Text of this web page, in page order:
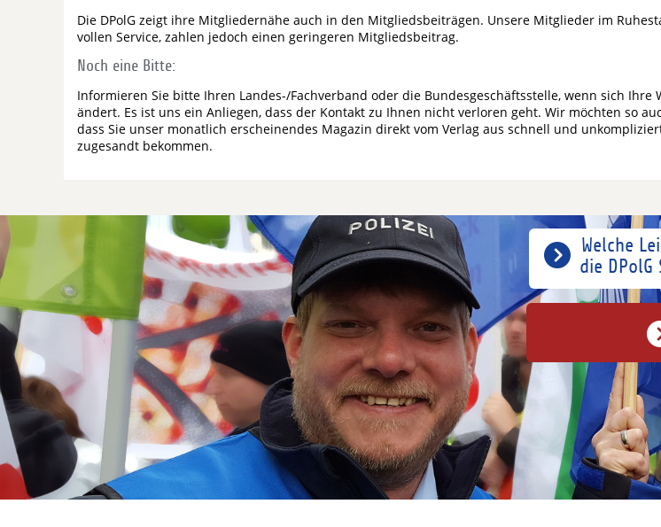
Die DPolG zeigt ihre Mitgliedernähe auch in den Mitgliedsbeiträgen. Unsere Mitglieder im
vollen Service, zahlen jedoch einen geringeren Mitgliedsbeitrag.
Noch eine Bitte:
Informieren Sie bitte Ihren Landes-/Fachverband oder die Bundesgeschäftsstelle, wenn sich Ihre
ändert. Es ist uns ein Anliegen, dass der Kontakt zu Ihnen nicht verloren geht. Wir möchten so
dass Sie unser monatlich erscheinendes Magazin direkt vom Verlag aus schnell und
zugesandt bekommen.
Welche
die